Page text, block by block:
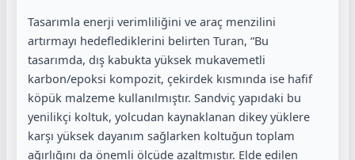
Tasarımla enerji verimliliğini ve araç menzilini
artırmayı hedeflediklerini belirten Turan, “Bu
tasarımda, dış kabukta yüksek mukavemetli
karbon/epoksi kompozit, çekirdek kısmında ise hafif
köpük malzeme kullanılmıştır. Sandviç yapıdaki bu
yenilikçi koltuk, yolcudan kaynaklanan dikey yüklere
karşı yüksek dayanım sağlarken koltuğun toplam
ağırlığını da önemli ölçüde azaltmıştır. Elde edilen